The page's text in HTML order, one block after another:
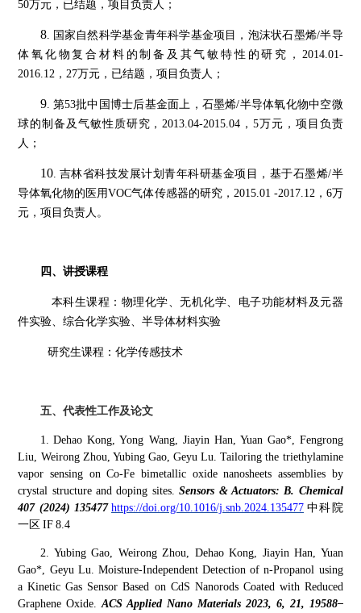
50万元， 已结题 ，项目负责人 ；
8 国家自然科学基金青年科学基金项目，泡沫状石墨烯/半导
体氧化物复合材料的制备及其气敏特性的研究，2014.01-
2016.12，27万元， 已结题 ，项目负责人 ；
9 第53批中国博士后基金面上，石墨烯/半导体氧化物中空微
球的制备及气敏性质研究，2013.04-2015.04，5万元， 项目负责
人 ；
10 吉林省科技发展计划青年科研基金项目，基于石墨烯/半
导体氧化物的医用VOC气体传感器的研究，2015.01 -2017.12，6万
元，项目负责人 。
四、讲授课程
本科生课程： 物理化学、无机化学、电子功能材料及元器
件实验、综合化学实验、半导体材料实验
研究生课程：化学传感技术
五、代表性工作及论文
1.
Dehao Kong, Yong Wang, Jiayin Han, Yuan Gao*, Fengrong
Liu, Weirong Zhou, Yubing Gao, Geyu Lu. Tailoring the triethylamine
vapor sensing on Co-Fe bimetallic oxide nanosheets assemblies by
crystal structure and doping sites.Sensors & Actuators: B. Chemical
407 (2024) 135477 https://doi.org/10.1016/j.snb.2024.135477 中科院
一区 IF 8.4
2
Yubing Gao, Weirong Zhou, Dehao Kong, Jiayin Han, Yuan
Gao* , Geyu Lu. Moisture-Independent Detection of n-Propanol using
a Kinetic Gas Sensor Based on CdS Nanorods Coated with Reduced
Graphene Oxide.ACS Applied Nano Materials 2023, 6, 21, 19588–